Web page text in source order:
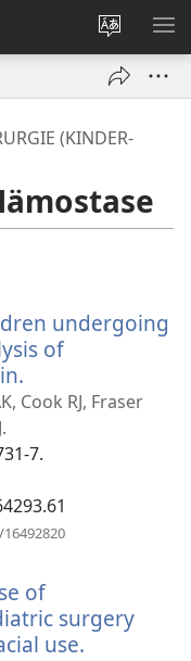
ändern
(KINDER- U
undergoing
of
neues
Cook RJ, Fraser
7.
of
surgery
use.